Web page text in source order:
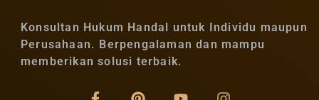
Konsultan Hukum Handal untuk Individu maupun
Perusahaan. Berpengalaman dan mampu
memberikan solusi terbaik.